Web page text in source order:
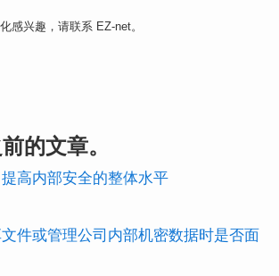
感兴趣，请联系 EZ-net。
的文章。
高内部安全的整体水平
件或管理公司内部机密数据时是否面